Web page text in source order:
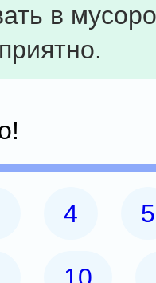
в
4 5